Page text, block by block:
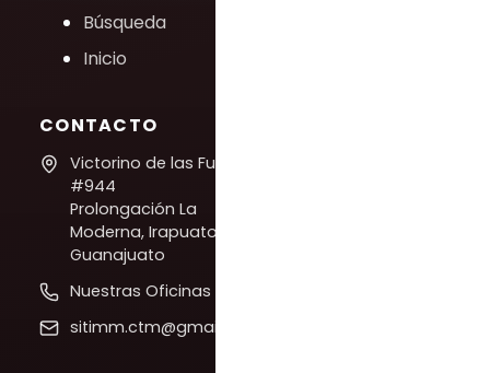
Búsqueda
Inicio
CONTACTO
Victorino de las Fuentes
#944
Prolongación La
Moderna, Irapuato,
Guanajuato
Nuestras Oficinas
sitimm.ctm@gmail.com